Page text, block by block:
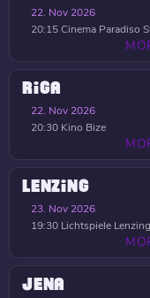
22. Nov 2026
20:15Cinema Paradiso
RIGA
22. Nov 2026
20:30 Kino Bize
LENZING
23. Nov 2026
19:30 Lichtspiele Lenzing
JENA